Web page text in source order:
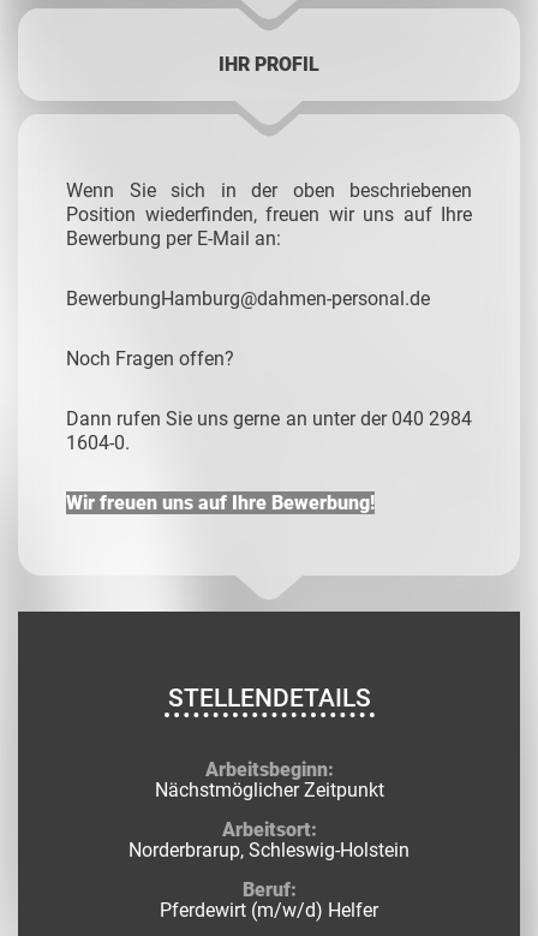
IHR PROFIL
Wenn Sie sich in der oben beschriebenen
Position wiederfinden, freuen wir uns auf Ihre
Bewerbung per E-Mail an:
BewerbungHamburg@dahmen-personal.de
Noch Fragen offen?
Dann rufen Sie uns gerne an unter der 040 2984
1604-0.
Wir freuen uns auf Ihre Bewerbung!
STELLENDETAILS
Arbeitsbeginn:
Nächstmöglicher Zeitpunkt
Arbeitsort:
Norderbrarup, Schleswig-Holstein
Beruf:
Pferdewirt (m/w/d) Helfer